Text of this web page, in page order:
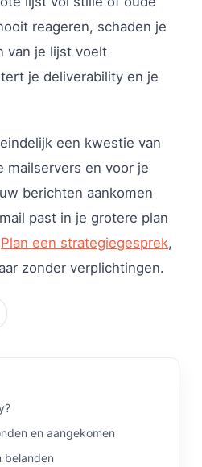
reageren, schaden je
van je lijst voelt
je deliverability en je
een kwestie van
mailservers en voor je
berichten aankomen
past in je grotere plan
Plan een strategiegesprek,
zonder verplichtingen.
en aangekomen
belanden